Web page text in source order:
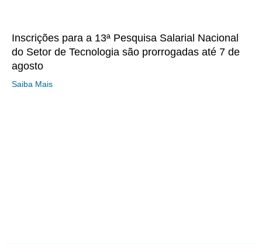
Inscrições para a 13ª Pesquisa Salarial Nacional
do Setor de Tecnologia são prorrogadas até 7 de
agosto
Saiba Mais